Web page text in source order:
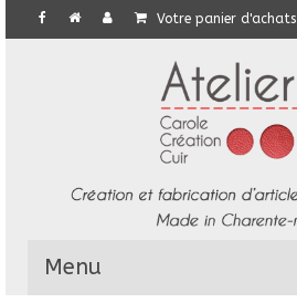
Votre panier d'achats
Menu